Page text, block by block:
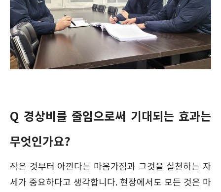
Q 경상비를 줄임으로써 기대되는 효과는
무엇인가요?
작은 것부터 아낀다는 마음가짐과 그것을 실천하는 자
세가 중요하다고 생각합니다. 현장에서도 모든 것은 마